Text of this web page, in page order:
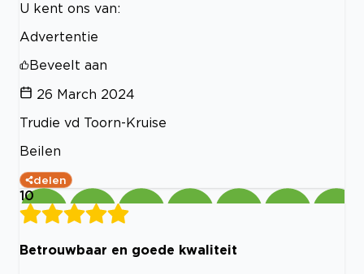
U kent ons van:
Advertentie
Beveelt aan
26 March 2024
Trudie vd Toorn-Kruise
Beilen
delen
10
Betrouwbaar en goede kwaliteit